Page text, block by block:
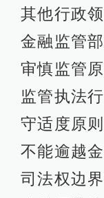
其他行政
金融监管
审慎监管
监管执法
守适度原
不能逾越
司法权边